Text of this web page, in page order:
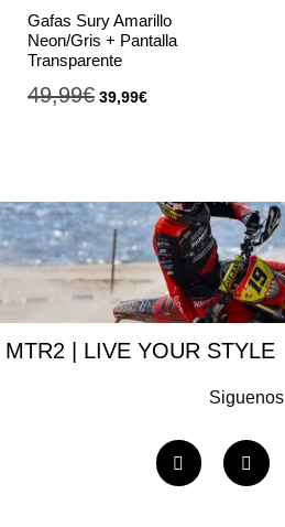
Gafas Sury Amarillo
Neon/Gris + Pantalla
Transparente
49,99€ 39,99€
MTR2 | LIVE YOUR STYLE
Siguenos